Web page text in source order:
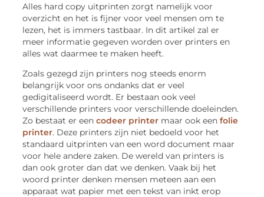
Alles hard copy uitprinten zorgt namelijk voor
overzicht en het is fijner voor veel mensen om te
lezen, het is immers tastbaar. In dit artikel zal er
meer informatie gegeven worden over printers en
alles wat daarmee te maken heeft.
Zoals gezegd zijn printers nog steeds enorm
belangrijk voor ons ondanks dat er veel
gedigitaliseerd wordt. Er bestaan ook veel
verschillende printers voor verschillende doeleinden.
Zo bestaat er eencodeer printer maar ook eenfolie
printer. Deze printers zijn niet bedoeld voor het
standaard uitprinten van een word document maar
voor hele andere zaken. De wereld van printers is
dan ook groter dan dat we denken. Vaak bij het
woord printer denken mensen meteen aan een
apparaat wat papier met een tekst van inkt erop